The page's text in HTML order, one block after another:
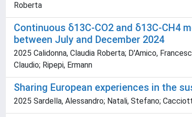
Roberta
Continuous δ13C-CO2 and δ13C-CH4
between July and December 2024
2025 Calidonna, Claudia Roberta; D'Amico,
Claudio; Ripepi, Ermann
Sharing European experiences in the
2025 Sardella, Alessandro; Natali, Stefano;